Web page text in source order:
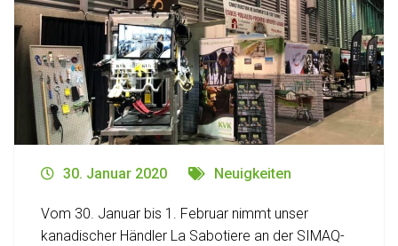
30. Januar 2020 Neuigkeiten
Vom 30. Januar bis 1. Februar nimmt unser
kanadischer Händler La Sabotiere an der SIMAQ-